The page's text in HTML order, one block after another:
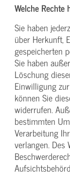
Welche Rechte
Sie haben
über Herkunft,
gespeicherten
Sie haben
Löschung
Einwilligung
können Sie
widerrufen.
bestimmten
Verarbeitung
verlangen. Des